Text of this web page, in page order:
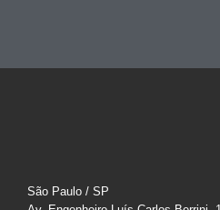
São Paulo / SP